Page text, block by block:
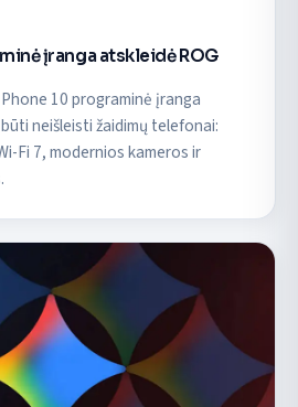
įranga atskleidė ROG
10 programinė įranga
neišleisti žaidimų telefonai:
Fi 7, modernios kameros ir